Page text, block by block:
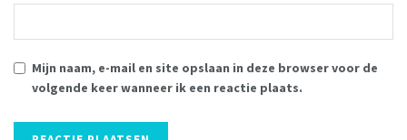
Mijn naam, e-mail en site opslaan in deze browser voor de
volgende keer wanneer ik een reactie plaats.